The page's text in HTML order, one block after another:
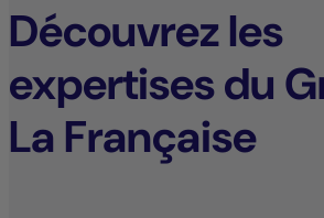
Découvrez les
expertises du
La Française